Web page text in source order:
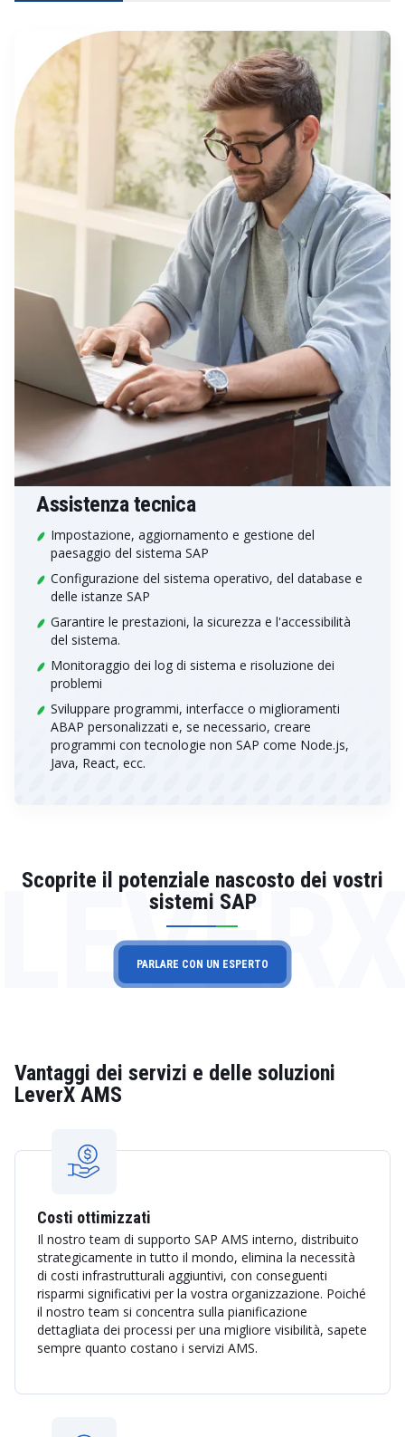
Assistenza tecnica
Impostazione, aggiornamento e gestione del
paesaggio del sistema SAP
Configurazione del sistema operativo, del database e
delle istanze SAP
Garantire le prestazioni, la sicurezza e l'accessibilità
del sistema.
Monitoraggio dei log di sistema e risoluzione dei
problemi
Sviluppare programmi, interfacce o miglioramenti
ABAP personalizzati e, se necessario, creare
programmi con tecnologie non SAP come Node.js,
Java, React, ecc.
Scoprite il potenziale nascosto dei vostri
sistemi SAP
PARLARE CON UN ESPERTO
Vantaggi dei servizi e delle soluzioni
LeverX AMS
Costi ottimizzati
Il nostro team di supporto SAP AMS interno, distribuito
strategicamente in tutto il mondo, elimina la necessità
di costi infrastrutturali aggiuntivi, con conseguenti
risparmi significativi per la vostra organizzazione. Poiché
il nostro team si concentra sulla pianificazione
dettagliata dei processi per una migliore visibilità, sapete
sempre quanto costano i servizi AMS.